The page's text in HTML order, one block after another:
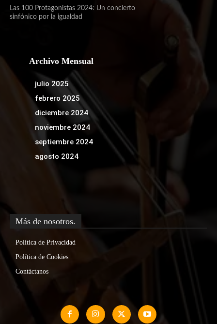
Las 100 Protagonistas 2024: Un concierto
sinfónico por la igualdad
Archivo Mensual
julio 2025
febrero 2025
diciembre 2024
noviembre 2024
septiembre 2024
agosto 2024
Más de nosotros.
Política de Privacidad
Política de Cookies
Contáctanos